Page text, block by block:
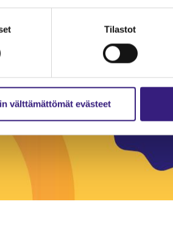
Tilastot
välttämättömät evästeet